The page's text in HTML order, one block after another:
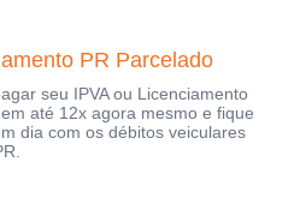
PR Parcelado
seu IPVA ou Licenciamento
até 12x agora mesmo e fique
dia com os débitos veiculares